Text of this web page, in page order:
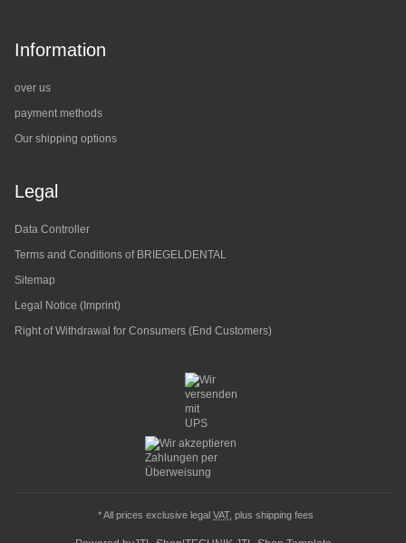
Information
over us
payment methods
Our shipping options
Legal
Data Controller
Terms and Conditions of BRIEGELDENTAL
Sitemap
Legal Notice (Imprint)
Right of Withdrawal for Consumers (End Customers)
* All prices exclusive legal VAT, plus shipping fees